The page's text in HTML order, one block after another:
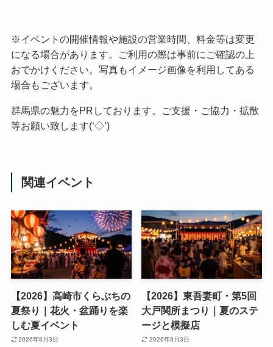
※イベントの開催情報や施設の営業時間、料金等は変更
になる場合があります。ご利用の際は事前にご確認の上
おでかけください。写真もイメージ画像を利用してある
場合もございます。
群馬県の魅力をPRしております。ご支援・ご協力・拡散
等お願い致します(‘◇’)ゞ
関連イベント
【2026】高崎市くらぶちの
夏祭り｜花火・盆踊りを楽
しむ夏イベント
2026年8月3日
【2026】東吾妻町・第5回
大戸関所まつり｜夏のステ
ージと模擬店
2026年8月3日